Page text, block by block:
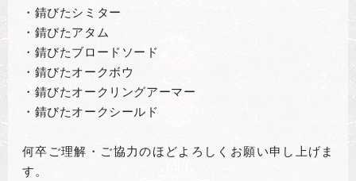
・錆びたシミター
・錆びたアタム
・錆びたブロードソード
・錆びたオークボウ
・錆びたオークリングアーマー
・錆びたオークシールド
何卒ご理解・ご協力のほどよろしくお願い申し上げま
す。